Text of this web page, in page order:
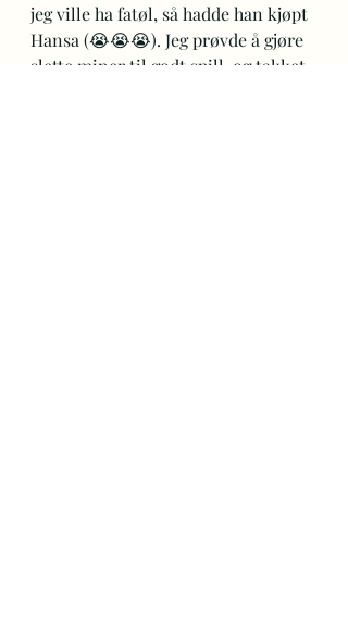
jeg ville ha fatøl, så hadde han kjøpt
Hansa (😭😭😭). Jeg prøvde å gjøre
slette miner til godt spill, og takket.